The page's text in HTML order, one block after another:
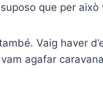
que per això
Vaig haver
agafar